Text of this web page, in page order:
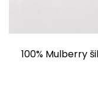
100% Mulberry